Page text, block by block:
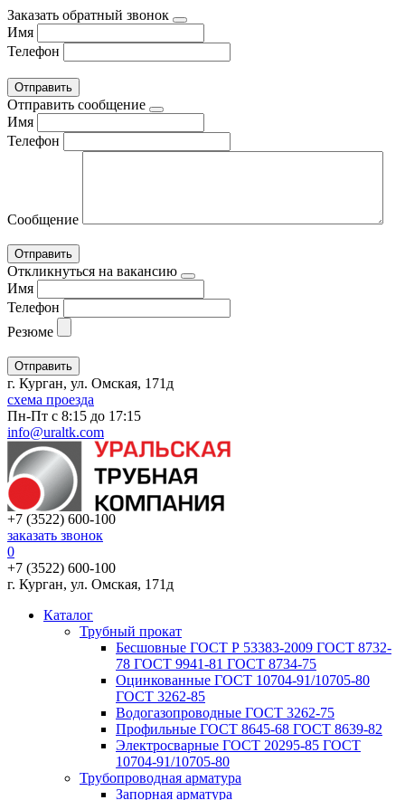
Заказать обратный звонок
Имя
Телефон
Отправить сообщение
Имя
Телефон
Сообщение
Откликнуться на вакансию
Имя
Телефон
Резюме
г. Курган, ул. Омская, 171д
схема проезда
Пн-Пт с 8:15 до 17:15
info@uraltk.com
+7 (3522) 600-100
заказать звонок
0
+7 (3522) 600-100
г. Курган, ул. Омская, 171д
Каталог
Трубный прокат
Беcшовные ГОСТ Р 53383-2009 ГОСТ 8732-
78 ГОСТ 9941-81 ГОСТ 8734-75
Оцинкованные ГОСТ 10704-91/10705-80
ГОСТ 3262-85
Водогазопроводные ГОСТ 3262-75
Профильные ГОСТ 8645-68 ГОСТ 8639-82
Электросварные ГОСТ 20295-85 ГОСТ
10704-91/10705-80
Трубопроводная арматура
Запорная арматура